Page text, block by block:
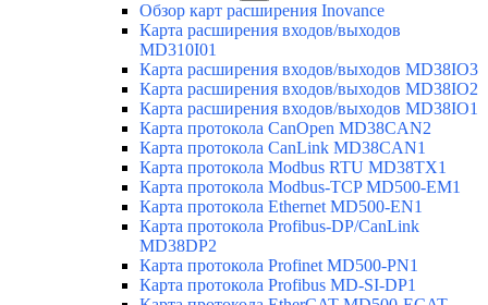
Обзор карт расширения Inovance
Карта расширения входов/выходов
MD310I01
Карта расширения входов/выходов MD38IO3
Карта расширения входов/выходов MD38IO2
Карта расширения входов/выходов MD38IO1
Карта протокола CanOpen MD38CAN2
Карта протокола CanLink MD38CAN1
Карта протокола Modbus RTU MD38TX1
Карта протокола Modbus-TCP MD500-EM1
Карта протокола Ethernet MD500-EN1
Карта протокола Profibus-DP/CanLink
MD38DP2
Карта протокола Profinet MD500-PN1
Карта протокола Profibus MD-SI-DP1